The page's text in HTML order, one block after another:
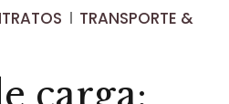
TRANSPORTE &
carga: